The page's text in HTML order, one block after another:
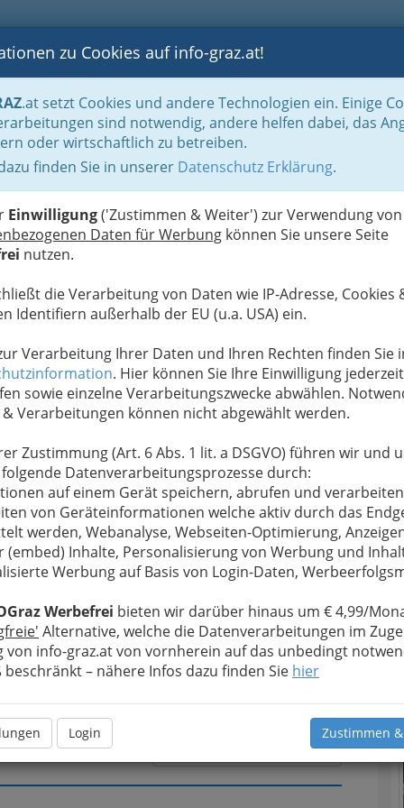
BLOGS FOTOS GASTRONOMIE BRANCHEN
zu Cookies auf info-graz.at!
.at setzt Cookies und andere Technologien ein. Einige
sind notwendig, andere helfen dabei, das
oder wirtschaftlich zu betreiben.
finden Sie in unserer Datenschutz Erklärung.
Einwilligung('Zustimmen & Weiter') zur Verwendung von
Daten für Werbung können Sie unsere Seite
nutzen.
die Verarbeitung von Daten wie IP-Adresse, Cookies
Identifiern außerhalb der EU (u.a. USA) ein.
Verarbeitung Ihrer Daten und Ihren Rechten finden Sie
. Hier können Sie Ihre Einwilligung jederzeit
sowie einzelne Verarbeitungszwecke abwählen.
& Verarbeitungen können nicht abgewählt werden.
Zustimmung (Art. 6 Abs. 1 lit. a DSGVO) führen wir und
Datenverarbeitungsprozesse durch:
auf einem Gerät speichern, abrufen und
von Geräteinformationen welche aktiv durch das
werden, Webanalyse, Webseiten-Optimierung,
(embed) Inhalte, Personalisierung von Werbung und
Werbung auf Basis von Login-Daten,
Werbefrei bieten wir darüber hinaus um € 4,99/
Alternative, welche die Datenverarbeitungen im
von info-graz.at von vornherein auf das unbedingt
beschränkt – nähere Infos dazu finden Sie hier
Login Zustimmen
Der Handel nach WKO-Gliederung Außenhandel - Export und Import
bewahren, verwenden wir an dieser Stelle zur
Ihre Nachricht wird nach dem Absenden
GmbH weitergeleitet.
Meine Nachricht
Meine Nachricht senden